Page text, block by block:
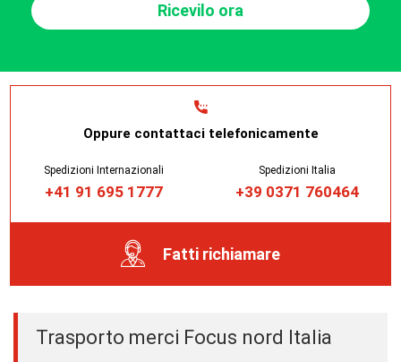
Ricevilo ora
Oppure contattaci telefonicamente
Spedizioni Internazionali
+41 91 695 1777
Spedizioni Italia
+39 0371 760464
Fatti richiamare
Trasporto merci Focus nord Italia